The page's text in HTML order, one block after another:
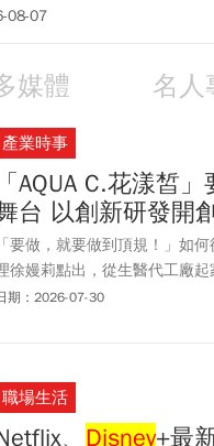
08-07
媒體 名人
產業時事
「AQUA C.花漾皙
台 以創新研發開
「要做，就要做到頂規！」如
徐嫚莉點出，從生醫代工廠
的技術力，加上足量添加高
期：2026-07-30
職場生活
、 Disney+最